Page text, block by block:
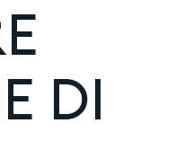
DI